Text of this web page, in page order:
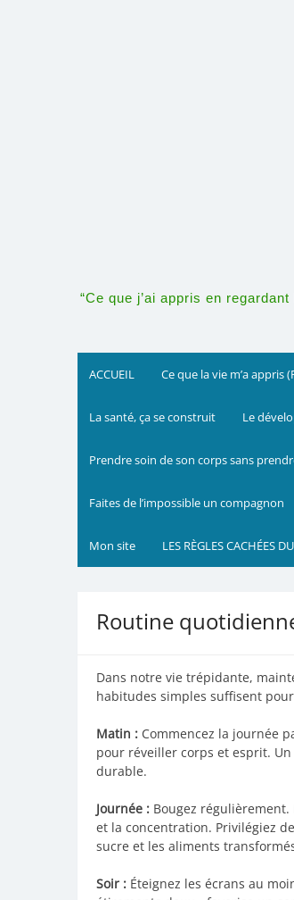
“Ce que j’ai appris en
ACCUEIL Ce que la vie m’a appris
La santé, ça se construit Le
Prendre soin de son corps sans
Faites de l’impossible un compagnon
Mon site LES RÈGLES CACHÉES
Routine
Dans notre vie trépidante,
habitudes simples suffisent
Matin : Commencez la journée
pour réveiller corps et esprit.
durable.
Journée : Bougez
et la concentration. Privilégiez
sucre et les aliments
Soir : Éteignez les écrans au